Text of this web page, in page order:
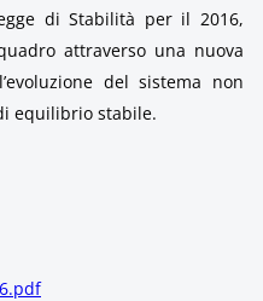
di Stabilità per il 2016,
attraverso una nuova
del sistema non
equilibrio stabile.